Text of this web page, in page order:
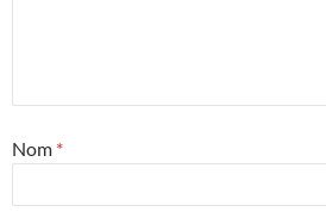
Nom *